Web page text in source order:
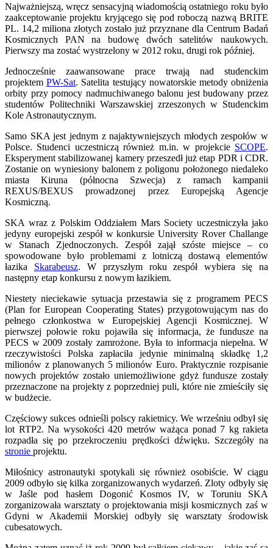
Najważniejszą, wręcz sensacyjną wiadomością ostatniego roku było
zaakceptowanie projektu kryjącego się pod roboczą nazwą BRITE
PL. 14,2 miliona złotych zostało już przyznane dla Centrum Badań
Kosmicznych PAN na budowę dwóch satelitów naukowych.
Pierwszy ma zostać wystrzelony w 2012 roku, drugi rok później.
Jednocześnie zaawansowane prace trwają nad studenckim
projektemPW-Sat. Satelita testujący nowatorskie metody obniżenia
orbity przy pomocy nadmuchiwanego balonu jest budowany przez
studentów Politechniki Warszawskiej zrzeszonych w Studenckim
Kole Astronautycznym.
Samo SKA jest jednym z najaktywniejszych młodych zespołów w
Polsce. Studenci uczestniczą również m.in. w projekcie SCOPE.
Eksperyment stabilizowanej kamery przeszedł już etap PDR i CDR.
Zostanie on wyniesiony balonem z poligonu położonego niedaleko
miasta Kiruna (północna Szwecja) z ramach kampanii
REXUS/BEXUS prowadzonej przez Europejską Agencje
Kosmiczną.
SKA wraz z Polskim Oddziałem Mars Society uczestniczyła jako
jedyny europejski zespół w konkursie University Rover Challange
w Stanach Zjednoczonych. Zespół zajął szóste miejsce – co
spowodowane było problemami z lotniczą dostawą elementów
łazika Skarabeusz. W przyszłym roku zespół wybiera się na
następny etap konkursu z nowym łazikiem.
Niestety nieciekawie sytuacja przestawia się z programem PECS
(Plan for European Cooperating States) przygotowującym nas do
pełnego członkostwa w Europejskiej Agencji Kosmicznej. W
pierwszej połowie roku pojawiła się informacja, że fundusze na
PECS w 2009 zostały zamrożone. Była to informacja niepełna. W
rzeczywistości Polska zapłaciła jedynie minimalną składkę 1,2
milionów z planowanych 5 milionów Euro. Praktycznie rozpisanie
nowych projektów zostało uniemożliwione gdyż fundusze zostały
przeznaczone na projekty z poprzedniej puli, które nie zmieściły się
w budżecie.
Częściowy sukces odnieśli polscy rakietnicy. We wrześniu odbył się
lot RTP2. Na wysokości 420 metrów ważąca ponad 7 kg rakieta
rozpadła się po przekroczeniu prędkości dźwięku. Szczegóły na
stronie projektu.
Miłośnicy astronautyki spotykali się również osobiście. W ciągu
2009 odbyło się kilka zorganizowanych wydarzeń. Zloty odbyły się
w Jaśle pod hasłem Dogonić Kosmos IV, w Toruniu SKA
zorganizowała warsztaty o projektowania misji kosmicznych zaś w
Gdyni w Akademii Morskiej odbyły się warsztaty środowisk
cubesatowych.